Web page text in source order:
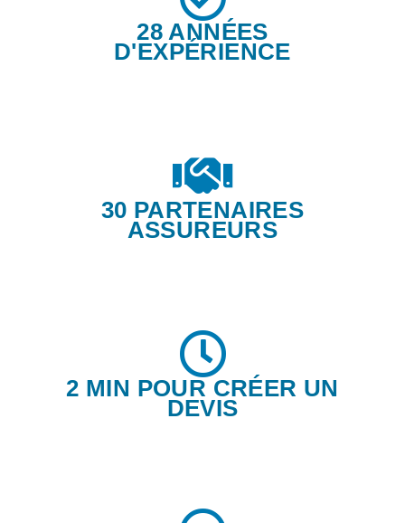
28 ANNÉES
D'EXPÉRIENCE
30 PARTENAIRES
ASSUREURS
2 MIN POUR CRÉER UN
DEVIS